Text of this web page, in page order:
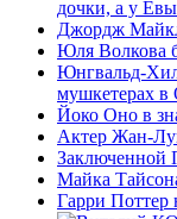
дочки, а у
Джордж
Юля Волкова
Юнгвальд-
мушкетерах в
Йоко Оно в
Актер Жан-
Заключенной
Майка
Гарри Поттер